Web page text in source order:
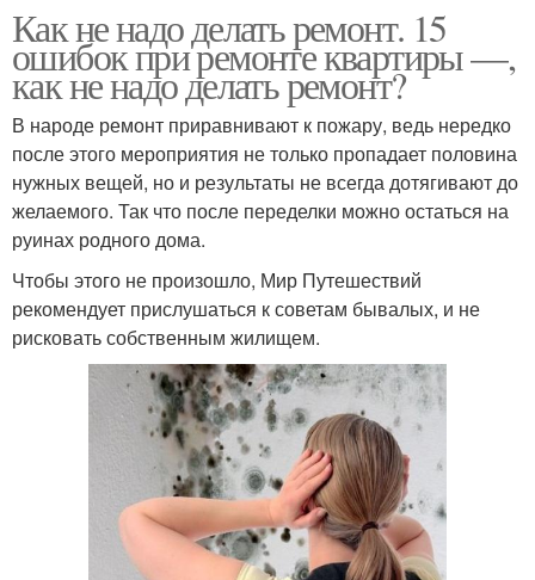
Как не надо делать ремонт. 15
ошибок при ремонте квартиры —,
как не надо делать ремонт?
В народе ремонт приравнивают к пожару, ведь нередко
после этого мероприятия не только пропадает половина
нужных вещей, но и результаты не всегда дотягивают до
желаемого. Так что после переделки можно остаться на
руинах родного дома.
Чтобы этого не произошло, Мир Путешествий
рекомендует прислушаться к советам бывалых, и не
рисковать собственным жилищем.